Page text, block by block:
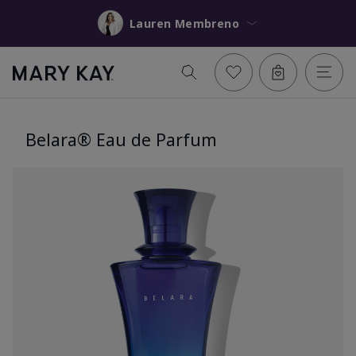
Lauren Membreno
Belara® Eau de Parfum